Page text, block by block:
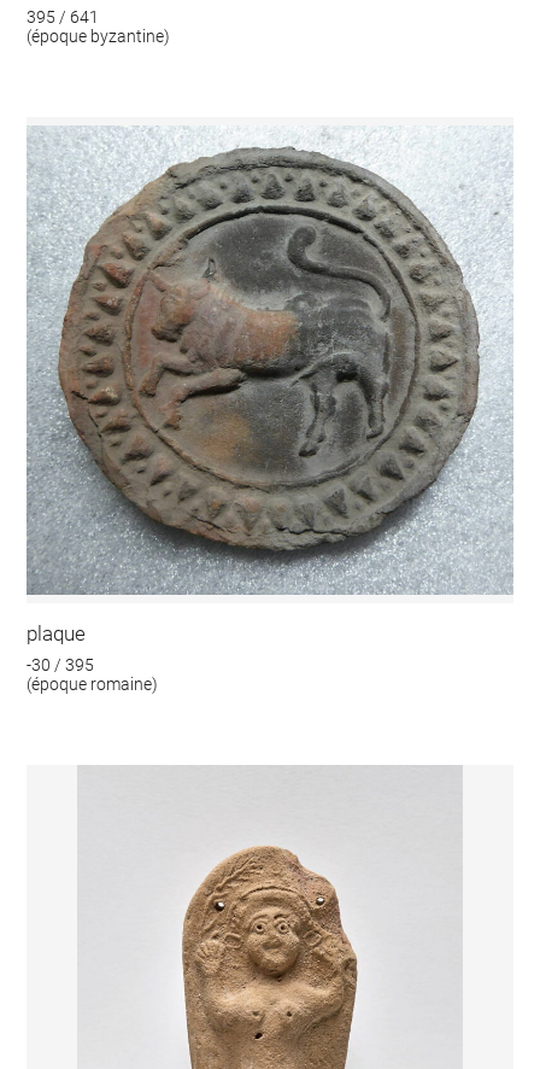
395 / 641
(époque byzantine)
plaque
-30 / 395
(époque romaine)